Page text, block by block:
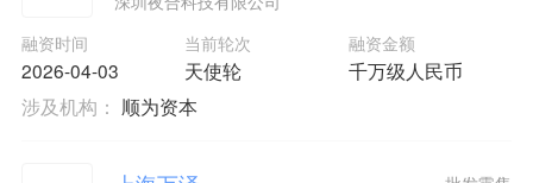
融资时间
2026-04-03
当前轮次
天使轮
融资金额
千万级人民币
涉及机构： 顺为资本